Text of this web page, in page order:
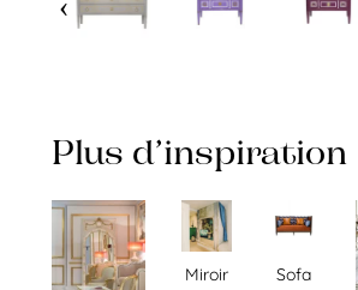
Plus d’inspiration
Miroir
Sofa